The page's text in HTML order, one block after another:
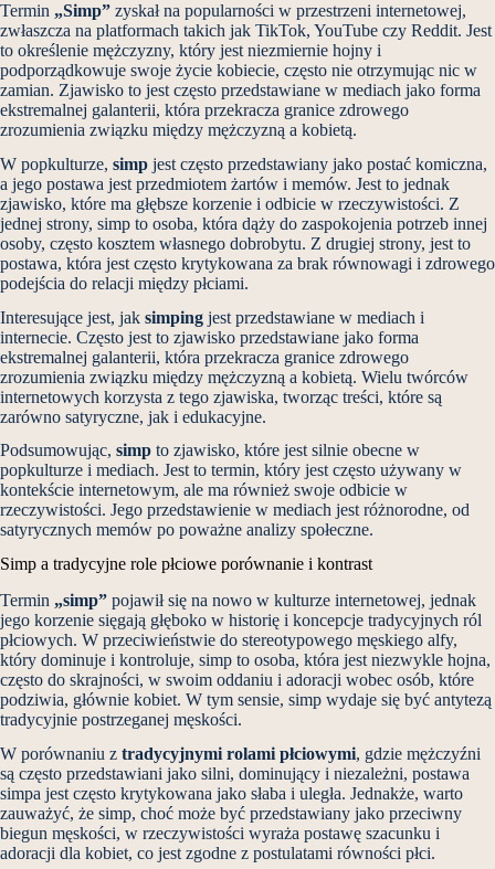
Termin „Simp” zyskał na popularności w przestrzeni internetowej,
zwłaszcza na platformach takich jak TikTok, YouTube czy Reddit. Jest
to określenie mężczyzny, który jest niezmiernie hojny i
podporządkowuje swoje życie kobiecie, często nie otrzymując nic w
zamian. Zjawisko to jest często przedstawiane w mediach jako forma
ekstremalnej galanterii, która przekracza granice zdrowego
zrozumienia związku między mężczyzną a kobietą.
W popkulturze, simp jest często przedstawiany jako postać komiczna,
a jego postawa jest przedmiotem żartów i memów. Jest to jednak
zjawisko, które ma głębsze korzenie i odbicie w rzeczywistości. Z
jednej strony, simp to osoba, która dąży do zaspokojenia potrzeb innej
osoby, często kosztem własnego dobrobytu. Z drugiej strony, jest to
postawa, która jest często krytykowana za brak równowagi i zdrowego
podejścia do relacji między płciami.
Interesujące jest, jak simping jest przedstawiane w mediach i
internecie. Często jest to zjawisko przedstawiane jako forma
ekstremalnej galanterii, która przekracza granice zdrowego
zrozumienia związku między mężczyzną a kobietą. Wielu twórców
internetowych korzysta z tego zjawiska, tworząc treści, które są
zarówno satyryczne, jak i edukacyjne.
Podsumowując, simp to zjawisko, które jest silnie obecne w
popkulturze i mediach. Jest to termin, który jest często używany w
kontekście internetowym, ale ma również swoje odbicie w
rzeczywistości. Jego przedstawienie w mediach jest różnorodne, od
satyrycznych memów po poważne analizy społeczne.
Simp a tradycyjne role płciowe porównanie i kontrast
Termin „simp” pojawił się na nowo w kulturze internetowej, jednak
jego korzenie sięgają głęboko w historię i koncepcje tradycyjnych ról
płciowych. W przeciwieństwie do stereotypowego męskiego alfy,
który dominuje i kontroluje, simp to osoba, która jest niezwykle hojna,
często do skrajności, w swoim oddaniu i adoracji wobec osób, które
podziwia, głównie kobiet. W tym sensie, simp wydaje się być antytezą
tradycyjnie postrzeganej męskości.
W porównaniu z tradycyjnymi rolami płciowymi, gdzie mężczyźni
są często przedstawiani jako silni, dominujący i niezależni, postawa
simpa jest często krytykowana jako słaba i uległa. Jednakże, warto
zauważyć, że simp, choć może być przedstawiany jako przeciwny
biegun męskości, w rzeczywistości wyraża postawę szacunku i
adoracji dla kobiet, co jest zgodne z postulatami równości płci.